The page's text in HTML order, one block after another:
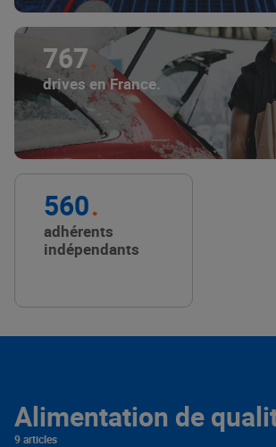
767
drives en France.
560
adhérents
indépendants
Alimentation de
9 articles